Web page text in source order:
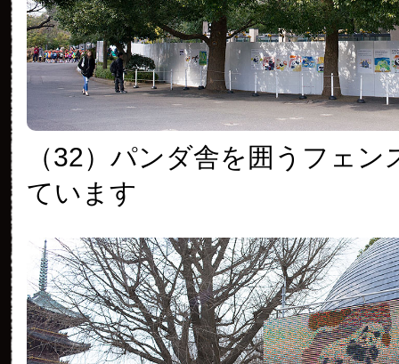
（32）パンダ舎を囲うフェン
ています